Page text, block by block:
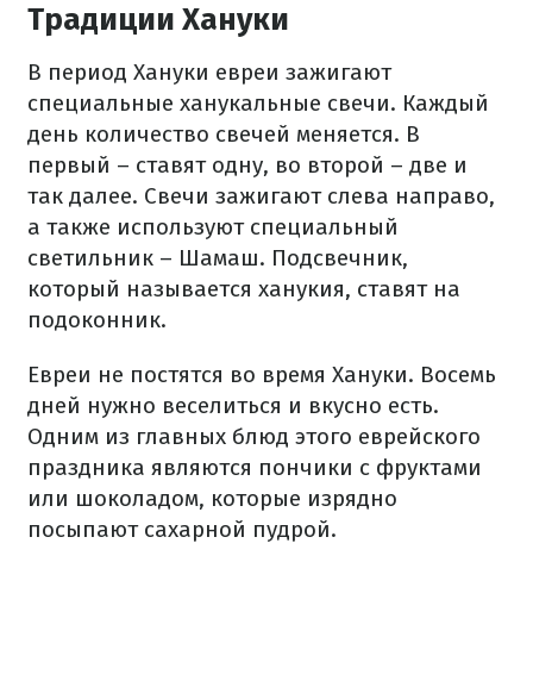
Традиции Хануки
В период Хануки евреи зажигают
специальные ханукальные свечи. Каждый
день количество свечей меняется. В
первый – ставят одну, во второй – две и
так далее. Свечи зажигают слева направо,
а также используют специальный
светильник – Шамаш. Подсвечник,
который называется ханукия, ставят на
подоконник.
Евреи не постятся во время Хануки. Восемь
дней нужно веселиться и вкусно есть.
Одним из главных блюд этого еврейского
праздника являются пончики с фруктами
или шоколадом, которые изрядно
посыпают сахарной пудрой.